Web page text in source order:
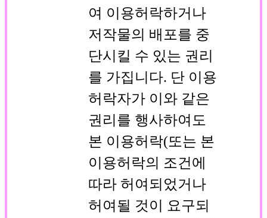
여 이용허락하거나
저작물의 배포를 중
단시킬 수 있는 권리
를 가집니다. 단 이용
허락자가 이와 같은
권리를 행사하여도
본 이용허락(또는 본
이용허락의 조건에
따라 허여되었거나
허여될 것이 요구되